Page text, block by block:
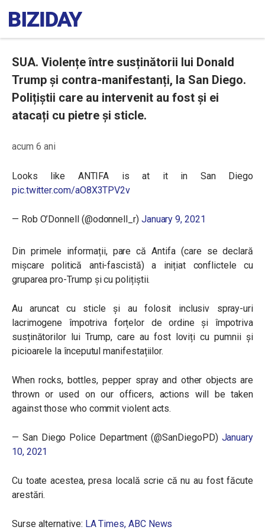
SUA. Violențe între susținătorii lui Donald
Trump și contra-manifestanți, la San Diego.
Polițiștii care au intervenit au fost și ei
atacați cu pietre și sticle.
acum 6 ani
Looks like ANTIFA is at it in San Diego
pic.twitter.com/aO8X3TPV2v
— Rob O’Donnell (@odonnell_r) January 9, 2021
Din primele informații, pare că Antifa (care se declară
mișcare politică anti-fascistă) a inițiat conflictele cu
gruparea pro-Trump și cu polițiștii.
Au aruncat cu sticle și au folosit inclusiv spray-uri
lacrimogene împotriva forțelor de ordine și împotriva
susținătorilor lui Trump, care au fost loviți cu pumnii și
picioarele la începutul manifestațiilor.
When rocks, bottles, pepper spray and other objects are
thrown or used on our officers, actions will be taken
against those who commit violent acts.
— San Diego Police Department (@SanDiegoPD) January
10, 2021
Cu toate acestea, presa locală scrie că nu au fost făcute
arestări.
Surse alternative: LA Times, ABC News